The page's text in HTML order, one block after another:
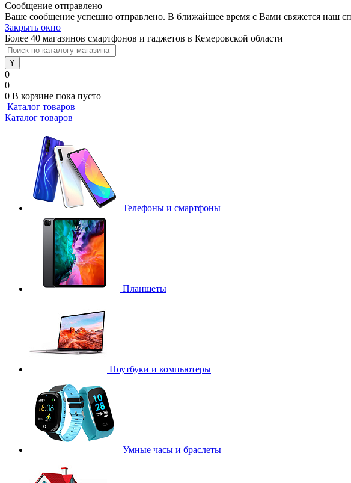
Сообщение отправлено
Ваше сообщение успешно отправлено. В ближайшее время с Вами свяжется наш
Закрыть окно
Более 40 магазинов смартфонов и гаджетов в Кемеровской области
0
0
0 В корзине пока пусто
Каталог товаров
Каталог товаров
Телефоны и смартфоны
Планшеты
Ноутбуки и компьютеры
Умные часы и браслеты